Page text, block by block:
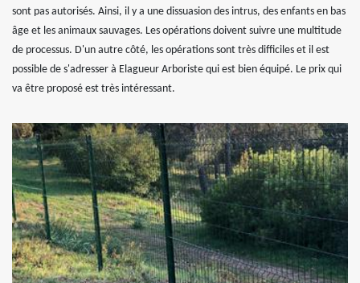
sont pas autorisés. Ainsi, il y a une dissuasion des intrus, des enfants en bas
âge et les animaux sauvages. Les opérations doivent suivre une multitude
de processus. D'un autre côté, les opérations sont très difficiles et il est
possible de s'adresser à Elagueur Arboriste qui est bien équipé. Le prix qui
va être proposé est très intéressant.